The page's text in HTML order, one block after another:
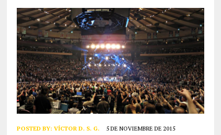
POSTED BY: VÍCTOR D. S. G. 5 DE NOVIEMBRE DE 2015